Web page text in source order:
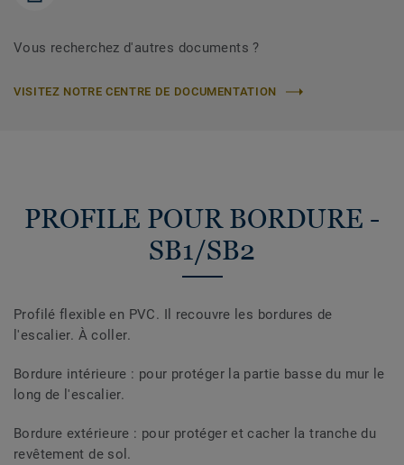
Vous recherchez d'autres documents ?
VISITEZ NOTRE CENTRE DE DOCUMENTATION
PROFILE POUR BORDURE -
SB1/SB2
Profilé flexible en PVC. Il recouvre les bordures de
l'escalier. À coller.
Bordure intérieure : pour protéger la partie basse du mur le
long de l'escalier.
Bordure extérieure : pour protéger et cacher la tranche du
revêtement de sol.